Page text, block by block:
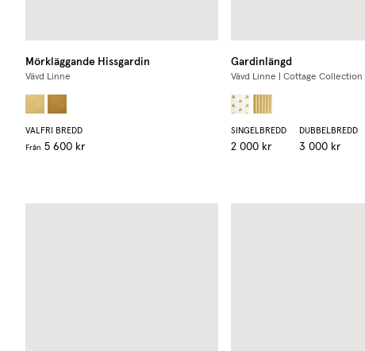
Mörkläggande Hissgardin
Vävd Linne
VALFRI BREDD
Från 5 600 kr
Gardinlängd
Vävd Linne | Cottage Collection
SINGELBREDD
2 000 kr
DUBBELBREDD
3 000 kr